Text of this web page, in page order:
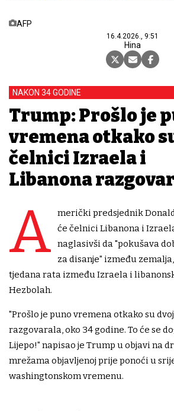
AFP
16.4.2026., 9:51
Hina
NAKON 34 GODINE
Trump: Prošlo je
vremena otkako
čelnici Izraela i
Libanona
A
merički predsjednik
će čelnici Libanona i
naglasivši da "pokušava
za disanje" između
tjedana rata između Izraela i
Hezbolah.
"Prošlo je puno vremena otkako su
razgovarala, oko 34 godine. To će se
Lijepo!" napisao je Trump u objavi na
mrežama objavljenoj prije ponoći u
washingtonskom vremenu.